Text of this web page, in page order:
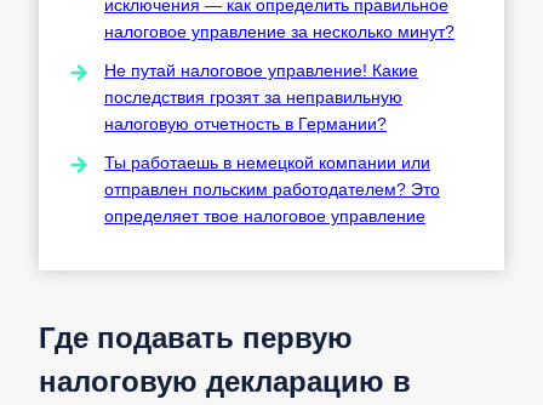
исключения — как определить правильное
налоговое управление за несколько минут?
Не путай налоговое управление! Какие
последствия грозят за неправильную
налоговую отчетность в Германии?
Ты работаешь в немецкой компании или
отправлен польским работодателем? Это
определяет твое налоговое управление
Где подавать первую
налоговую декларацию в